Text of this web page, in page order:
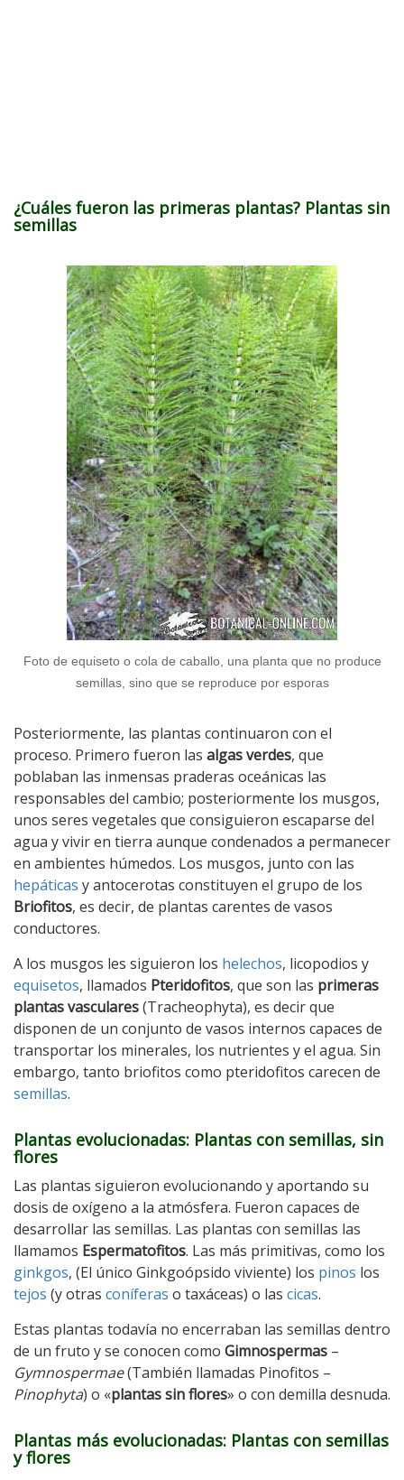
¿Cuáles fueron las primeras plantas? Plantas sin
semillas
Foto de equiseto o cola de caballo, una planta que no produce
semillas, sino que se reproduce por esporas
Posteriormente, las plantas continuaron con el
proceso. Primero fueron las algas verdes, que
poblaban las inmensas praderas oceánicas las
responsables del cambio; posteriormente los musgos,
unos seres vegetales que consiguieron escaparse del
agua y vivir en tierra aunque condenados a permanecer
en ambientes húmedos. Los musgos, junto con las
hepáticas y antocerotas constituyen el grupo de los
Briofitos, es decir, de plantas carentes de vasos
conductores.
A los musgos les siguieron los helechos, licopodios y
equisetos, llamados Pteridofitos, que son las primeras
plantas vasculares(Tracheophyta), es decir que
disponen de un conjunto de vasos internos capaces de
transportar los minerales, los nutrientes y el agua. Sin
embargo, tanto briofitos como pteridofitos carecen de
semillas.
Plantas evolucionadas: Plantas con semillas, sin
flores
Las plantas siguieron evolucionando y aportando su
dosis de oxígeno a la atmósfera. Fueron capaces de
desarrollar las semillas. Las plantas con semillas las
llamamos Espermatofitos. Las más primitivas, como los
ginkgos, (El único Ginkgoópsido viviente) los pinos los
tejos (y otras coníferas o taxáceas) o las cicas.
Estas plantas todavía no encerraban las semillas dentro
de un fruto y se conocen como Gimnospermas –
Gymnospermae(También llamadas Pinofitos –
Pinophyta) o «plantas sin flores» o con demilla desnuda.
Plantas más evolucionadas: Plantas con semillas
y flores